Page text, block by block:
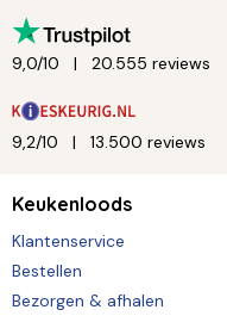
9,0/10 20.555 reviews
9,2/10 13.500 reviews
Keukenloods
Klantenservice
Bestellen
Bezorgen & afhalen